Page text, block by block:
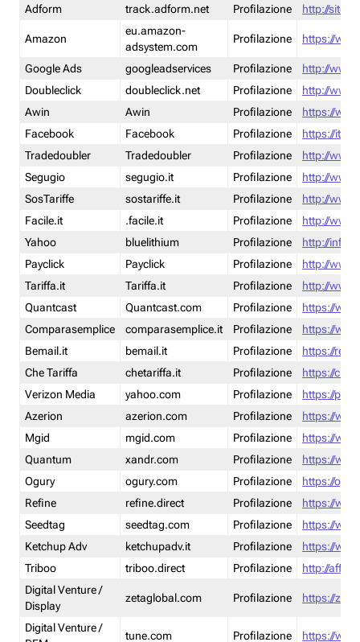
Adform track.adform.net Profilazione http://
Amazon
eu.amazon-
adsystem.com
Profilazione https://
Google Ads googleadservices Profilazione
http://
Doubleclick
doubleclick.net Profilazione
http://
Awin
Awin Profilazione
https://
Facebook
Facebook Profilazione
https://it-
Tradedoubler
Tradedoubler Profilazione
http://
Segugio
segugio.it Profilazione
http://
SosTariffe
sostariffe.it Profilazione
http://
Facile.it
.facile.it Profilazione
http://
Yahoo
bluelithium Profilazione
http://
Payclick
Payclick Profilazione
http://
Tariffa.it
Tariffa.it Profilazione
http://
Quantcast
Quantcast.com Profilazione
https://
Comparasemplice
comparasemplice.it Profilazione
https://
Bemail.it
bemail.it Profilazione
https://
Che Tariffa
chetariffa.it Profilazione
https://
Verizon Media
yahoo.com Profilazione
https://
Azerion
azerion.com Profilazione
https://
Mgid
mgid.com Profilazione
https://
Quantum
xandr.com Profilazione
https://
Ogury
ogury.com Profilazione
https://
Refine
refine.direct Profilazione
https://
Seedtag
seedtag.com Profilazione
https://
Ketchup Adv
ketchupadv.it Profilazione
https://
Triboo
triboo.direct Profilazione
http://
Digital Venture /
Display
zetaglobal.com Profilazione https://
Digital Venture /
tune.com Profilazione https://